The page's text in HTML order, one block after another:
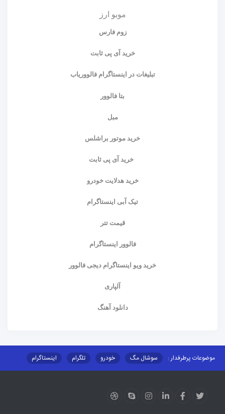
موبو ارز
زوم فارس
خرید آی پی ثابت
تبلیغات در اینستاگرام فالووریاب
بتا فالوور
مبل
خرید موتور براشلس
خرید آی پی ثابت
خرید هدلایت خودرو
تیک آبی اینستاگرام
قیمت تتر
فالوور اینستاگرام
خرید ویو اینستاگرام دیجی فالوور
آلپاری
دانلود آهنگ
موضوعات پرطرفدار : سوشال مگ خودرو تلگرام
اینستاگرام